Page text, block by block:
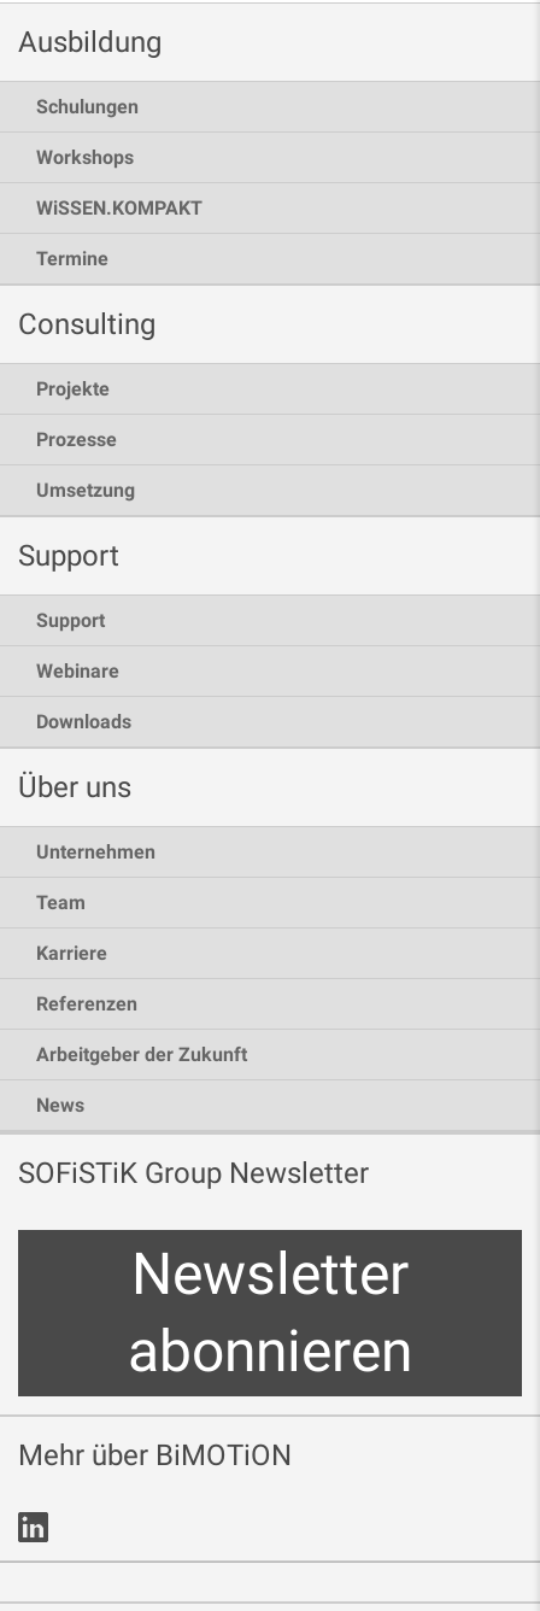
Ausbildung
Schulungen
Workshops
WiSSEN.KOMPAKT
Termine
Consulting
Projekte
Prozesse
Umsetzung
Support
Support
Webinare
Downloads
Über uns
Unternehmen
Team
Karriere
Referenzen
Arbeitgeber der Zukunft
News
SOFiSTiK Group Newsletter
Newsletter
abonnieren
Mehr über BiMOTiON